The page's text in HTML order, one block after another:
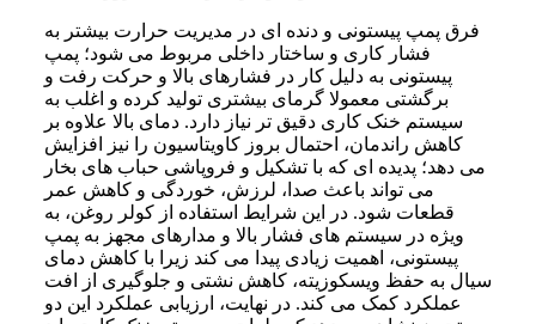
فرق پمپ پیستونی و دنده ای در مدیریت حرارت بیشتر به
فشار کاری و ساختار داخلی مربوط می شود؛ پمپ
پیستونی به دلیل کار در فشارهای بالا و حرکت رفت و
برگشتی معمولا گرمای بیشتری تولید کرده و اغلب به
سیستم خنک کاری دقیق تر نیاز دارد. دمای بالا علاوه بر
کاهش راندمان، احتمال بروز کاویتاسیون را نیز افزایش
می دهد؛ پدیده ای که با تشکیل و فروپاشی حباب های بخار
می تواند باعث صدا، لرزش، خوردگی و کاهش عمر
قطعات شود. در این شرایط استفاده از کولر روغن، به
ویژه در سیستم های فشار بالا و مدارهای مجهز به پمپ
پیستونی، اهمیت زیادی پیدا می کند زیرا با کاهش دمای
سیال به حفظ ویسکوزیته، کاهش نشتی و جلوگیری از افت
عملکرد کمک می کند. در نهایت، ارزیابی عملکرد این دو